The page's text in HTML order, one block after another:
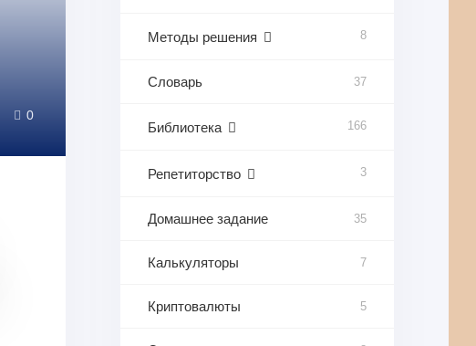
0
Методы решения 8
Словарь 37
Библиотека 166
Репетиторство 3
Домашнее задание 35
Калькуляторы 7
Криптовалюты 5